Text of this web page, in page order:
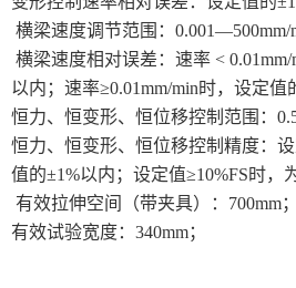
横梁速度调节范围：0.001—500mm/
横梁速度相对误差：速率 <
以内；速率≥0.01mm/min时，设定值
恒力、恒变形、恒位移控制范围：
恒力、恒变形、恒位移控制精度：
值的±1%以内；设定值≥10%FS时，
有效拉伸空间（带夹具）：700mm；
有效试验宽度：340mm；